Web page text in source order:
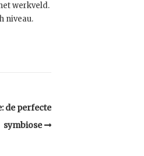
werkveld.
niveau.
de perfecte
symbiose